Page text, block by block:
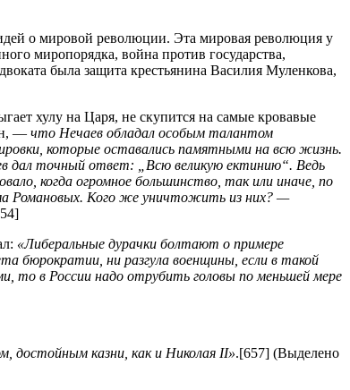
о мировой революции. Эта мировая революция у
миропорядка, война против государства,
была защита крестьянина Василия Муленкова,
хулу на Царя, не скупится на самые кровавые
— что Нечаев обладал особым талантом
которые оставались памятными на всю жизнь.
дал точный ответ: „Всю великую ектинию“. Ведь
когда огромное большинство, так или иначе, по
Романовых. Кого же уничтожить из них? —
«Либеральные дурачки болтают о примере
бюрократии, ни разгула военщины, если в такой
то в России надо отрубить головы по меньшей мере
достойным казни, как и Николая II».[657] (Выделено